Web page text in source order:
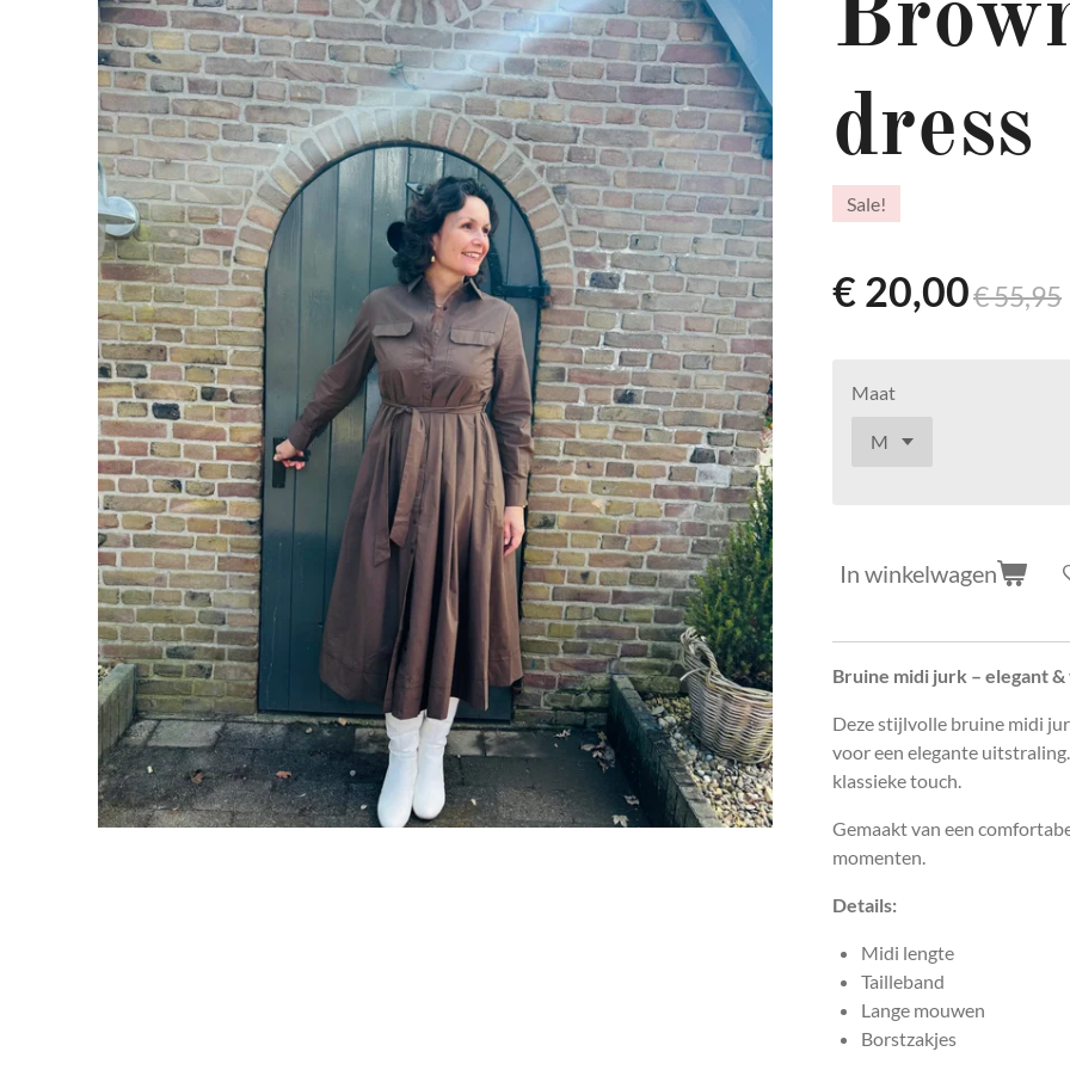
dress
Sale!
€ 20,00€ 55,95
Maat
In winkelwagen
Bruine midi jurk – elegant
Deze stijlvolle bruine midi
voor een elegante
klassieke touch.
Gemaakt van een
momenten.
Details:
Midi lengte
Tailleband
Lange mouwen
Borstzakjes